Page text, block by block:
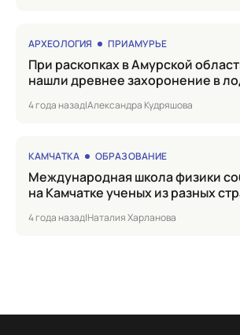
АРХЕОЛОГИЯ ПРИАМУРЬЕ
при раскопках в Амурской области археологи
нашли древнее захоронение в
4 года назад|Александра Кудряшова
КАМЧАТКА ОБРАЗОВАНИЕ
Международная школа физики собрала
на Камчатке ученых из разных
4 года назад|Наталия Харланова